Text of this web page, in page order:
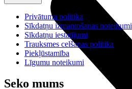
Privātuma politika
Sīkdatņu izmantošanas noteikumi
Sīkdatņu iestatījumi
Trauksmes celšanas politika
Piekļūstamība
Līgumu noteikumi
Seko mums